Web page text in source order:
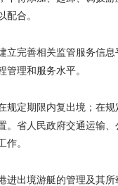
配合。
立完善相关监管服务信
管理和服务水平。
规定期限内复出境；在
。省人民政府交通运输
作。
进出境游艇的管理及其所